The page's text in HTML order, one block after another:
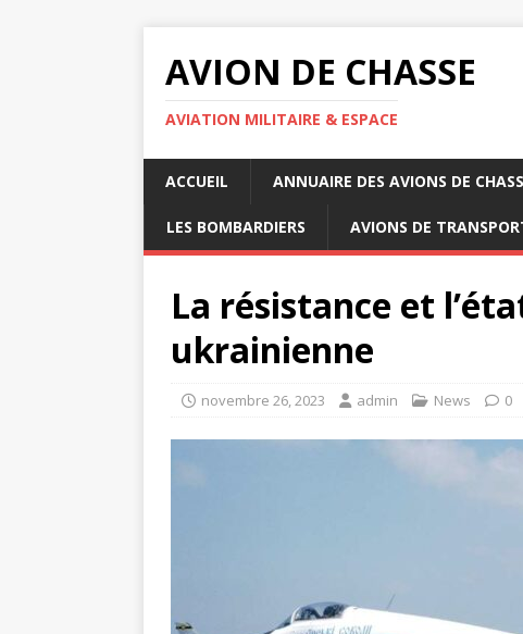
AVION DE CHASSE
AVIATION MILITAIRE & ESPACE
ACCUEIL ANNUAIRE DES AVIONS DE
LES BOMBARDIERS AVIONS DE
La résistance et
ukrainienne
novembre 26, 2023 admin News 0